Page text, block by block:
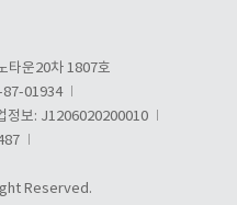
타운20차 1807호
87-01934
정보: J1206020200010
Reserved.